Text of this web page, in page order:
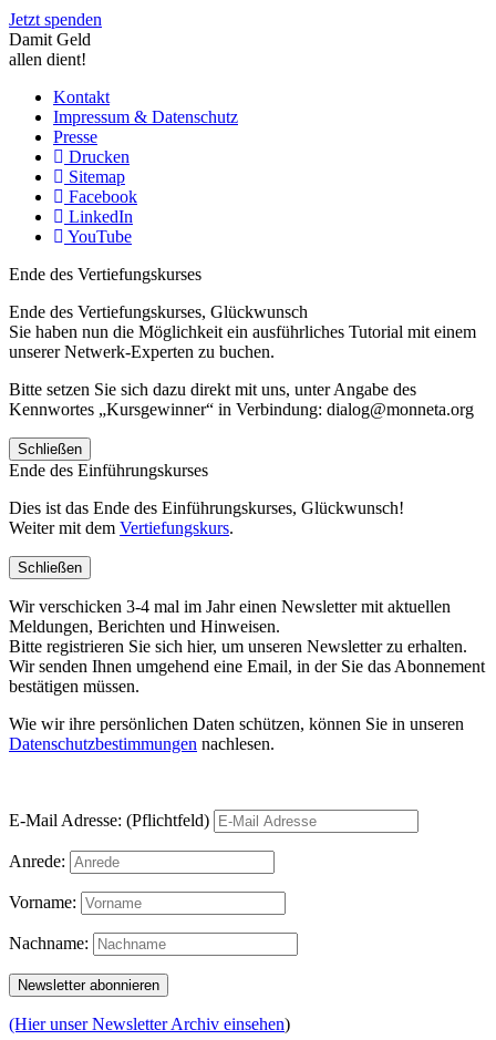
Jetzt spenden
Damit Geld
allen dient!
Kontakt
Impressum & Datenschutz
Presse
Drucken
Sitemap
Facebook
LinkedIn
YouTube
Ende des Vertiefungskurses
Ende des Vertiefungskurses, Glückwunsch
Sie haben nun die Möglichkeit ein ausführliches Tutorial mit einem
unserer Netwerk-Experten zu buchen.
Bitte setzen Sie sich dazu direkt mit uns, unter Angabe des
Kennwortes „Kursgewinner“ in Verbindung: dialog@monneta.org
Schließen
Ende des Einführungskurses
Dies ist das Ende des Einführungskurses, Glückwunsch!
Weiter mit dem Vertiefungskurs.
Schließen
Wir verschicken 3-4 mal im Jahr einen Newsletter mit aktuellen
Meldungen, Berichten und Hinweisen.
Bitte registrieren Sie sich hier, um unseren Newsletter zu erhalten.
Wir senden Ihnen umgehend eine Email, in der Sie das Abonnement
bestätigen müssen.
Wie wir ihre persönlichen Daten schützen, können Sie in unseren
Datenschutzbestimmungen nachlesen.
E-Mail Adresse: (Pflichtfeld)
Anrede:
Vorname:
Nachname:
(Hier unser Newsletter Archiv einsehen)